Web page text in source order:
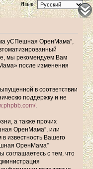
Язык:
уСПешная ОренМама”,
мы рекомендуем Вам
после изменения
в соответствии
поддержку и не
.
а также прочих
ОренМама”, или
известность Вашего
ОренМама”
соглашаетесь с тем, что